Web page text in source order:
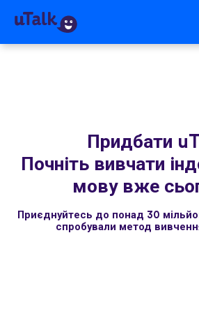
Придбати
Почніть вивчати
мову вже
Приєднуйтесь до понад 30
спробували метод